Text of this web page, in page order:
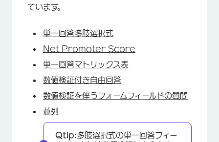
ています。
単一回答多肢選択式
Net Promoter Score
単一回答マトリックス表
数値検証付き自由回答
数値検証を伴うフォームフィールドの質問
並列
Qtip:多肢選択式の単一回答フィー